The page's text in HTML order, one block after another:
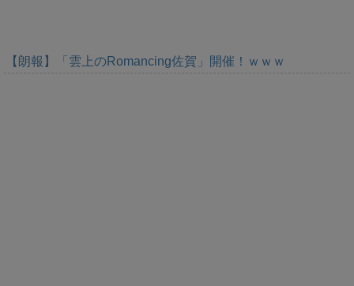
【朗報】「雲上のRomancing佐賀」開催！ｗｗｗ